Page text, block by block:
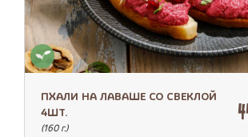
ПХАЛИ НА ЛАВАШЕ СО СВЕКЛОЙ
4ШТ.
(160 г.)